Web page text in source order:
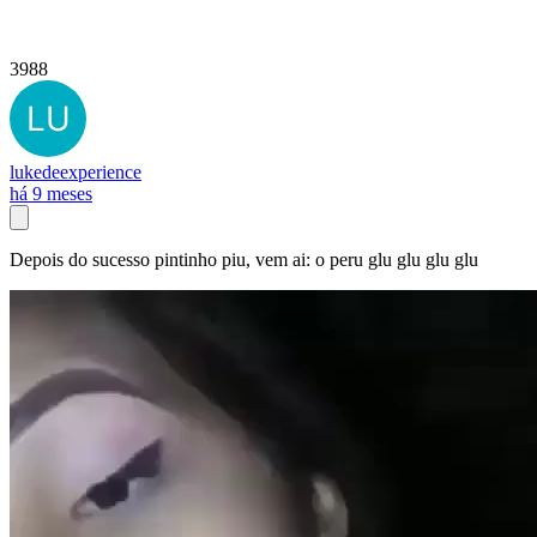
3988
lukedeexperience
há 9 meses
Depois do sucesso pintinho piu, vem ai: o peru glu glu glu glu